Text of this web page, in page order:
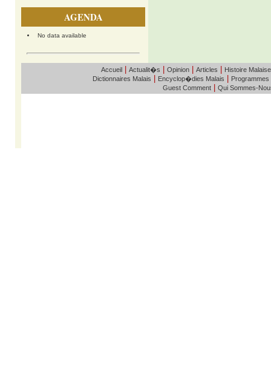
AGENDA
No data available
Accueil| Actualit�s Opinion| Articles Histoire Malaise
Dictionnaires Malais Encyclop�dies Malais Programmes
Guest Comment Qui Sommes-